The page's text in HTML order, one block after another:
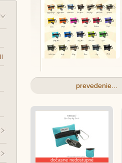
prevedenie...
dočasne nedostupné